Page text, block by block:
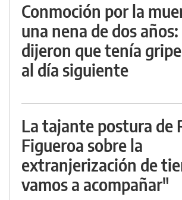
Conmoción por la
una nena de dos
dijeron que tenía
al día siguiente
La tajante postura de
Figueroa sobre la
extranjerización de
vamos a acompañar"